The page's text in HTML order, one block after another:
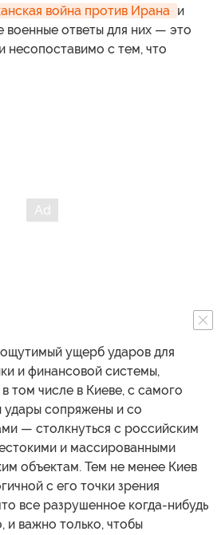
война против Ирана и
военные ответы для них — это
несопоставимо с тем, что
ущерб ударов для
и финансовой системы,
том числе в Киеве, с самого
удары сопряжены и со
— столкнуться с российским
и массированными
объектам. Тем не менее Киев
с его точки зрения
все разрушенное когда-нибудь
и важно только, чтобы